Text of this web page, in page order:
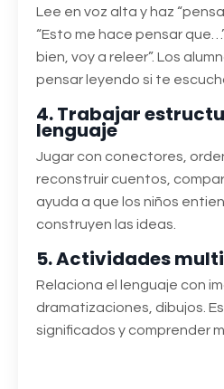
Lee en voz alta y haz
“Esto me hace pensar
bien, voy a releer”. Los
pensar leyendo si te
4. Trabajar
lenguaje
Jugar con conectores,
reconstruir cuentos,
ayuda a que los niños
construyen las ideas.
5. Actividades
Relaciona el lenguaje con
dramatizaciones, dibujos.
significados y comprender